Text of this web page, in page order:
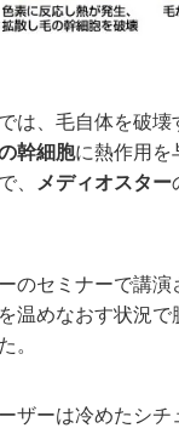
は、毛自体を破
幹細胞に熱作用を
、
メディオスター
のセミナーで講演
温めなおす状況で
。
ザーは冷めたシ